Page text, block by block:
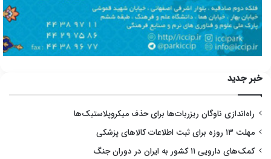
خبر جدید
راه‌اندازی ناوگان ریزربات‌ها برای حذف میکروپلاستیک‌ها
مهلت ۱۳ روزه برای ثبت اطلاعات کالاهای پزشکی
کمک‌های دارویی ۱۱ کشور به ایران در دوران جنگ